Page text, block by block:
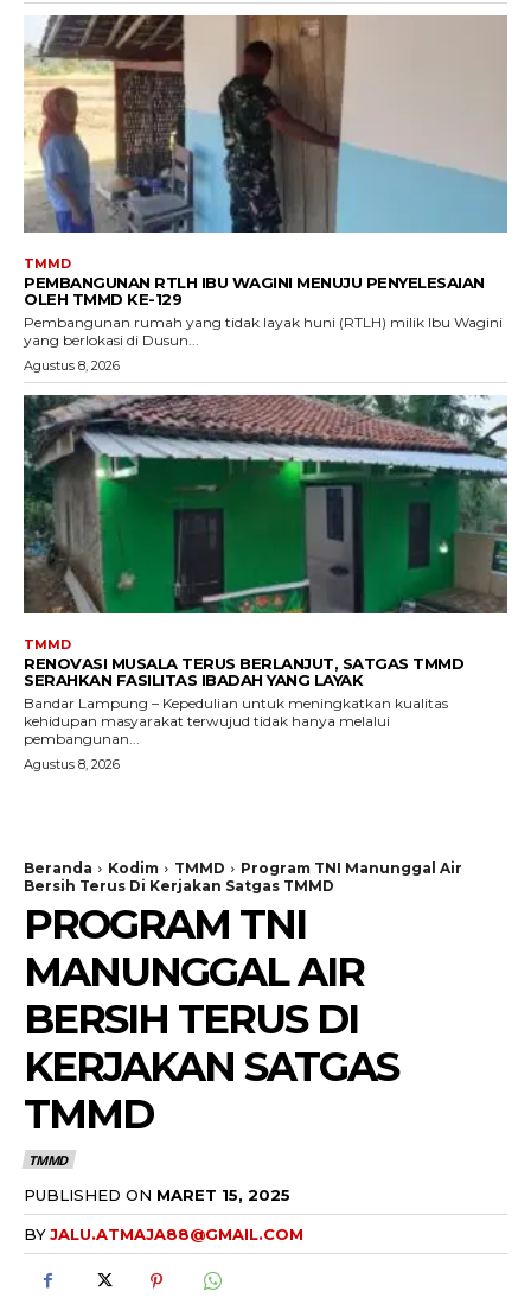
TMMD
PEMBANGUNAN RTLH IBU WAGINI MENUJU PENYELESAIAN
OLEH TMMD KE-129
Pembangunan rumah yang tidak layak huni (RTLH) milik Ibu Wagini
yang berlokasi di Dusun...
Agustus 8, 2026
TMMD
RENOVASI MUSALA TERUS BERLANJUT, SATGAS TMMD
SERAHKAN FASILITAS IBADAH YANG LAYAK
Bandar Lampung – Kepedulian untuk meningkatkan kualitas
kehidupan masyarakat terwujud tidak hanya melalui
pembangunan...
Agustus 8, 2026